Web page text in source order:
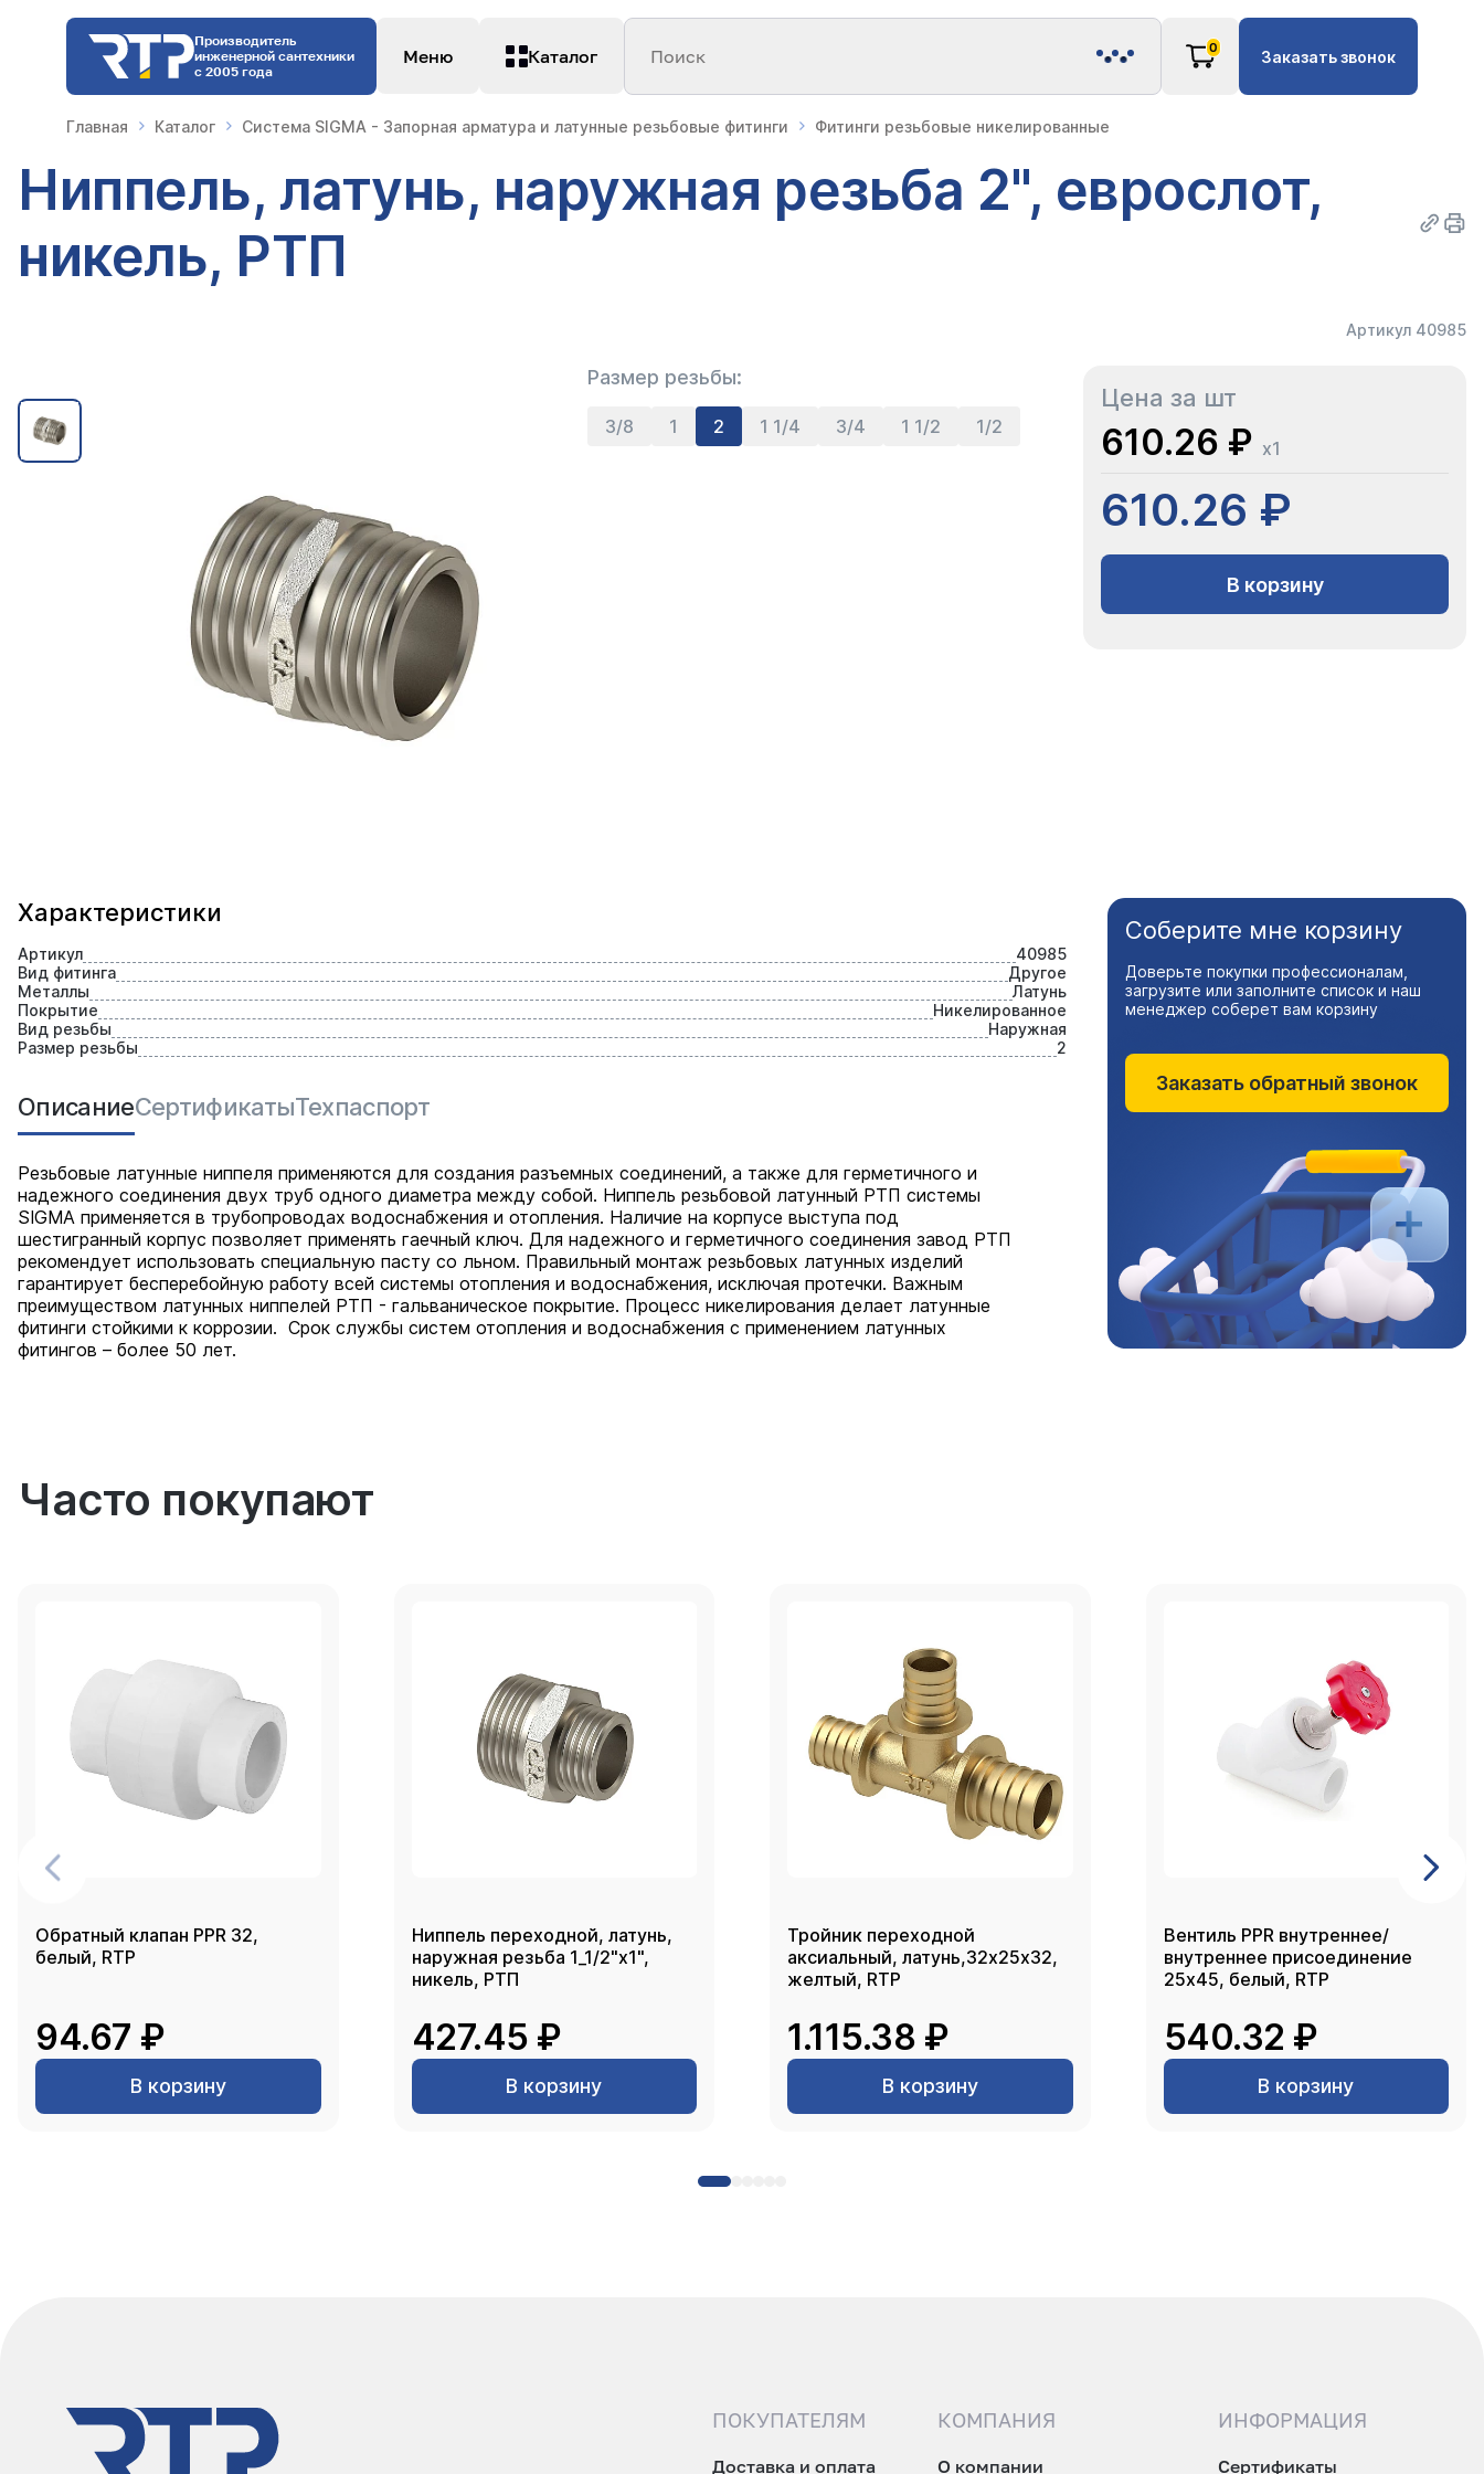
Производитель
инженерной сантехники
с 2005 года
Меню Каталог Поиск 0 Заказать звонок
Главная Каталог Система SIGMA - Запорная арматура и латунные резьбовые фитинги Фитинги резьбовые никелированные
Ниппель, латунь, наружная резьба 2", еврослот,
никель, РТП
Артикул 40985
Размер резьбы:
3/8 1 2 1 1/4 3/4 1 1/2 1/2
Цена за шт
610.26 ₽ x1
610.26 ₽
В корзину
Характеристики
Артикул
40985
Вид фитинга
Другое
Металлы
Латунь
Покрытие
Никелированное
Вид резьбы
Наружная
Размер резьбы
2
ОписаниеСертификатыТехпаспорт
Резьбовые латунные ниппеля применяются для создания разъемных соединений, а также для герметичного и
надежного соединения двух труб одного диаметра между собой. Ниппель резьбовой латунный РТП системы
SIGMA применяется в трубопроводах водоснабжения и отопления. Наличие на корпусе выступа под
шестигранный корпус позволяет применять гаечный ключ. Для надежного и герметичного соединения завод РТП
рекомендует использовать специальную пасту со льном. Правильный монтаж резьбовых латунных изделий
гарантирует бесперебойную работу всей системы отопления и водоснабжения, исключая протечки. Важным
преимуществом латунных ниппелей РТП - гальваническое покрытие. Процесс никелирования делает латунные
фитинги стойкими к коррозии. Срок службы систем отопления и водоснабжения с применением латунных
фитингов – более 50 лет.
Соберите мне корзину
Доверьте покупки профессионалам,
загрузите или заполните список и наш
менеджер соберет вам корзину
Заказать обратный звонок
Часто покупают
Обратный клапан PPR 32,
белый, RTP
94.67 ₽
В корзину
Ниппель переходной, латунь,
наружная резьба 1_1/2"х1",
никель, РТП
427.45 ₽
В корзину
Тройник переходной
аксиальный, латунь,32х25х32,
желтый, RTP
1.115.38 ₽
В корзину
Вентиль PPR внутреннее/
внутреннее присоединение
25х45, белый, RTP
540.32 ₽
В корзину
ПОКУПАТЕЛЯМ
Доставка и оплата
КОМПАНИЯ
О компании
ИНФОРМАЦИЯ
Сертификаты